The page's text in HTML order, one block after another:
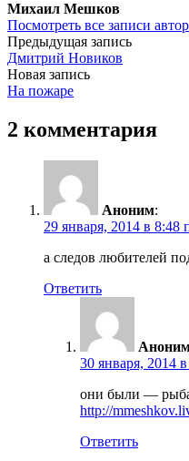
Михаил Мешков
Посмотреть все записи
Навигация
по
записям
Предыдущая запись
Дмитрий Новиков
Новая запись
На пожаре
2 комментария
Аноним:
29 января, 2014 в 8:48
а следов любителей
Ответить
30 января, 2014
они были —
http://
Ответить